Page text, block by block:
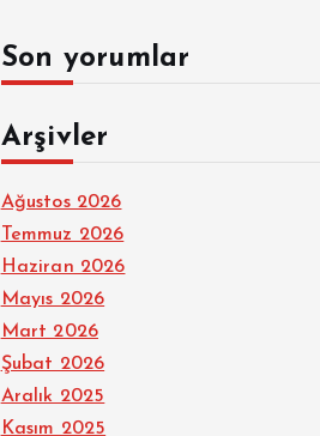
Son yorumlar
Arşivler
Ağustos 2026
Temmuz 2026
Haziran 2026
Mayıs 2026
Mart 2026
Şubat 2026
Aralık 2025
Kasım 2025